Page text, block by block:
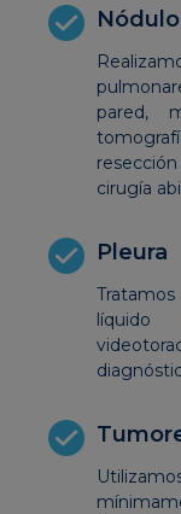
pared,
cirugía
Pleura
líquido